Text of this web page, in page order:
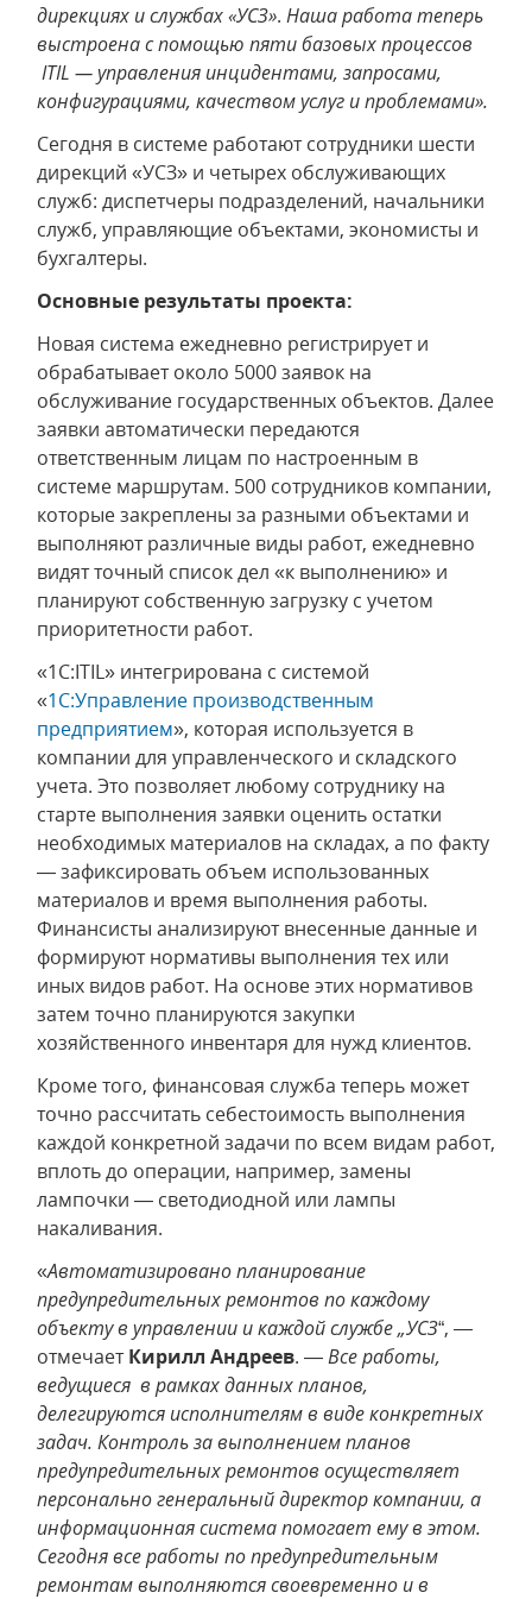
дирекциях и службах «УСЗ». Наша работа теперь
выстроена с помощью пяти базовых процессов
ITIL — управления инцидентами, запросами,
конфигурациями, качеством услуг и проблемами».
Сегодня в системе работают сотрудники шести
дирекций «УСЗ» и четырех обслуживающих
служб: диспетчеры подразделений, начальники
служб, управляющие объектами, экономисты и
бухгалтеры.
Основные результаты проекта:
Новая система ежедневно регистрирует и
обрабатывает около 5000 заявок на
обслуживание государственных объектов. Далее
заявки автоматически передаются
ответственным лицам по настроенным в
системе маршрутам. 500 сотрудников компании,
которые закреплены за разными объектами и
выполняют различные виды работ, ежедневно
видят точный список дел «к выполнению» и
планируют собственную загрузку с учетом
приоритетности работ.
«1С:ITIL» интегрирована с системой
«1С:Управление производственным
предприятием», которая используется в
компании для управленческого и складского
учета. Это позволяет любому сотруднику на
старте выполнения заявки оценить остатки
необходимых материалов на складах, а по факту
— зафиксировать объем использованных
материалов и время выполнения работы.
Финансисты анализируют внесенные данные и
формируют нормативы выполнения тех или
иных видов работ. На основе этих нормативов
затем точно планируются закупки
хозяйственного инвентаря для нужд клиентов.
Кроме того, финансовая служба теперь может
точно рассчитать себестоимость выполнения
каждой конкретной задачи по всем видам работ,
вплоть до операции, например, замены
лампочки — светодиодной или лампы
накаливания.
«Автоматизированопланирование
предупредительных ремонтов по каждому
объекту в управлении и каждой службе „УСЗ“, —
отмечаетКирилл Андреев. —Все работы,
ведущиеся в рамках данных планов,
делегируются исполнителям в виде конкретных
задач. Контроль за выполнением планов
предупредительных ремонтов осуществляет
персонально генеральный директор компании, а
информационная система помогает ему в этом.
Сегодня все работы по предупредительным
ремонтам выполняются своевременно и в